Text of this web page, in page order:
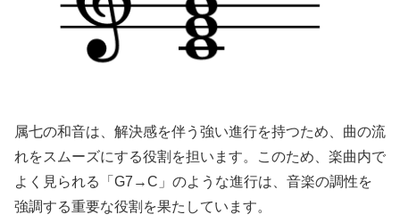
属七の和音は、解決感を伴う強い進行を持つため、曲の流
れをスムーズにする役割を担います。このため、楽曲内で
よく見られる「G7→C」のような進行は、音楽の調性を
強調する重要な役割を果たしています。